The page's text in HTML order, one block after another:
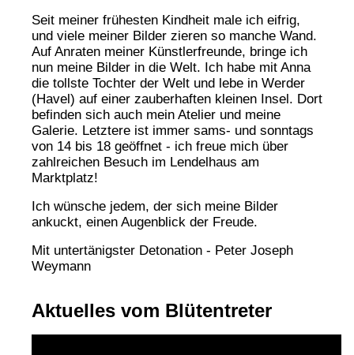
Seit meiner frühesten Kindheit male ich eifrig,
und viele meiner Bilder zieren so manche Wand.
Auf Anraten meiner Künstlerfreunde, bringe ich
nun meine Bilder in die Welt. Ich habe mit Anna
die tollste Tochter der Welt und lebe in Werder
(Havel) auf einer zauberhaften kleinen Insel. Dort
befinden sich auch mein Atelier und meine
Galerie. Letztere ist immer sams- und sonntags
von 14 bis 18 geöffnet - ich freue mich über
zahlreichen Besuch im Lendelhaus am
Marktplatz!
Ich wünsche jedem, der sich meine Bilder
ankuckt, einen Augenblick der Freude.
Mit untertänigster Detonation - Peter Joseph
Weymann
Aktuelles vom Blütentreter